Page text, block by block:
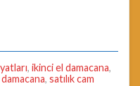
, ikinci el damacana,
, satılık cam